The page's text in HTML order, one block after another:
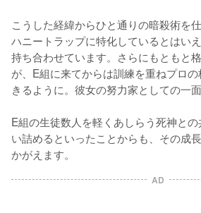
こうした経緯からひと通りの暗殺術を
ハニートラップに特化しているとはい
持ち合わせています。さらにもともと
が、E組に来てからは訓練を重ねプロ
きるように。彼女の努力家としての一
E組の生徒数人を軽くあしらう死神と
い詰めるといったことからも、その成
かがえます。
AD